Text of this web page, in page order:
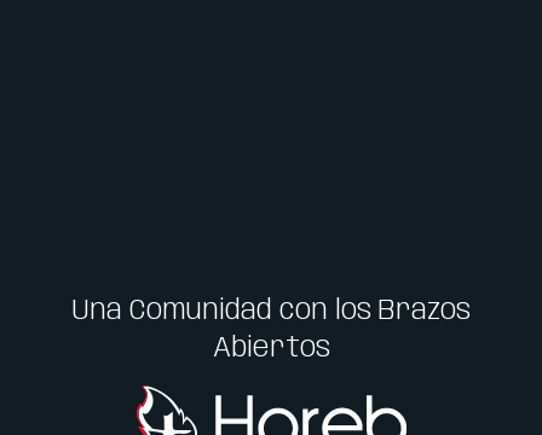
Una Comunidad con los Brazos
Abiertos